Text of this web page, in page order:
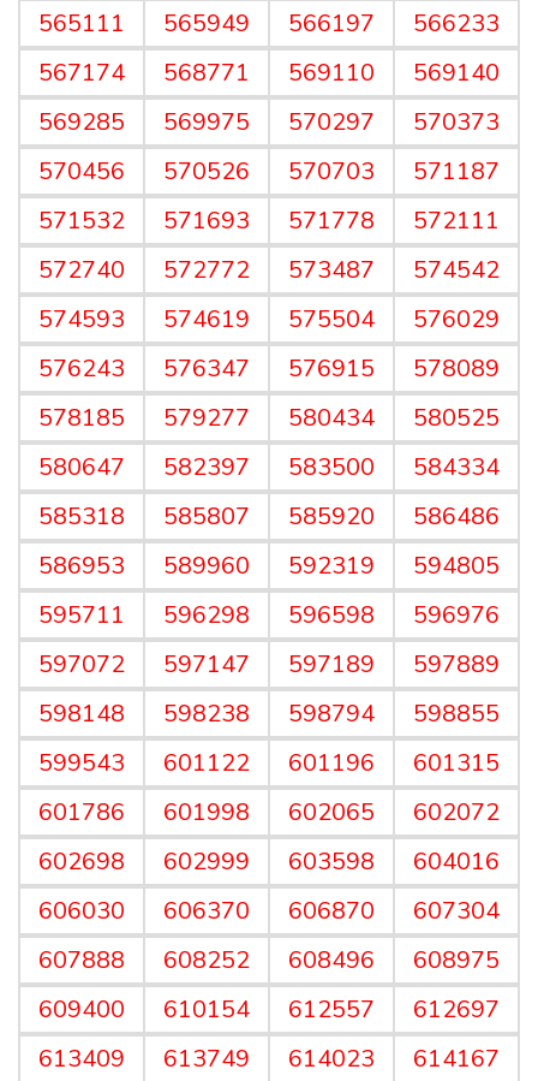
565111
565949 566197
566233
567174
568771 569110
569140
569285
569975 570297
570373
570456
570526 570703
571187
571532
571693 571778
572111
572740
572772 573487
574542
574593
574619 575504
576029
576243
576347 576915
578089
578185
579277 580434
580525
580647
582397 583500
584334
585318
585807 585920
586486
586953
589960 592319
594805
595711
596298 596598
596976
597072
597147 597189
597889
598148
598238 598794
598855
599543
601122 601196
601315
601786
601998 602065
602072
602698
602999 603598
604016
606030
606370 606870
607304
607888
608252 608496
608975
609400
610154 612557
612697
613409
613749 614023
614167